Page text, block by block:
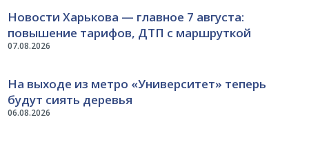
07.08.2026
Новости Харькова — главное 7 августа:
повышение тарифов, ДТП с маршруткой
06.08.2026
На выходе из метро «Университет» теперь
будут сиять деревья